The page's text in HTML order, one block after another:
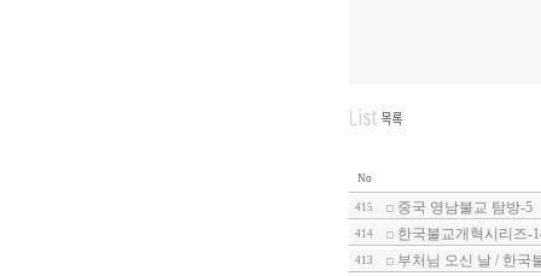
No
415 중국 영남불교 탐방-5
414 한국불교개혁시리즈-
413 부처님 오신 날 / 한국